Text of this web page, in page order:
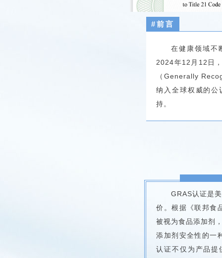
#前言
在健康领域不
2024年12月12日
（Generally
纳入全球权威的公
持。
GRAS认证是
价。根据《联邦食
被视为食品添加剂
添加剂安全性的一
认证不仅为产品提